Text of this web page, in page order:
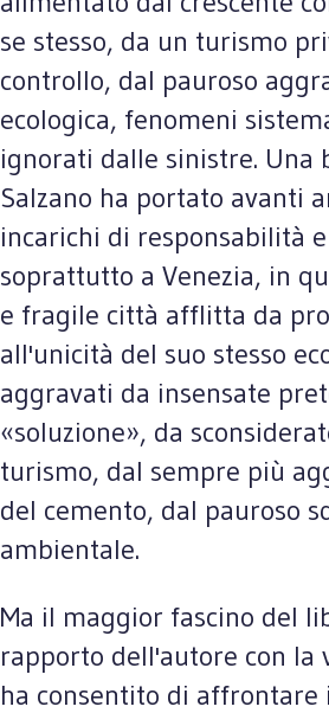
se stesso, da un turismo
controllo, dal pauroso
ecologica, fenomeni
ignorati dalle sinistre. Una
Salzano ha portato avanti
incarichi di responsabilità
soprattutto a Venezia, in
e fragile città afflitta da
all'unicità del suo stesso
aggravati da insensate
«soluzione», da
turismo, dal sempre più
del cemento, dal pauroso
ambientale.
Ma il maggior fascino del
rapporto dell'autore con la
ha consentito di affrontare